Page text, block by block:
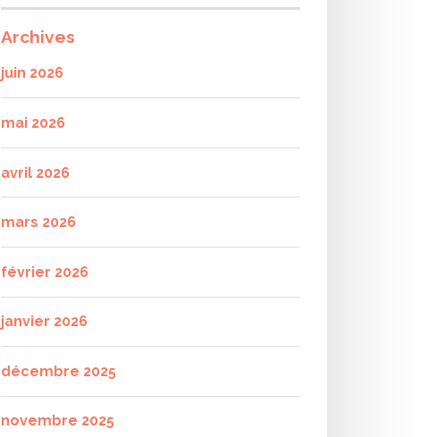
Archives
juin 2026
mai 2026
avril 2026
mars 2026
février 2026
janvier 2026
décembre 2025
novembre 2025